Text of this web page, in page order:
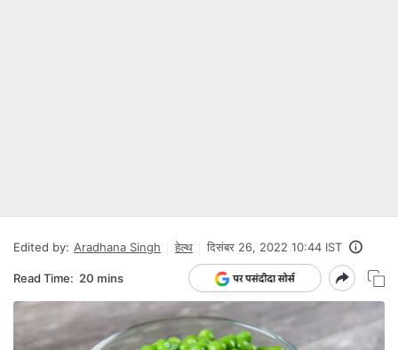
Edited by: Aradhana Singh हेल्‍थ दिसंबर 26, 2022 10:44 IST
Read Time: 20 mins